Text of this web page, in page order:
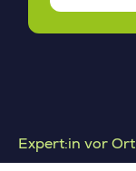
Expert:in vor Ort